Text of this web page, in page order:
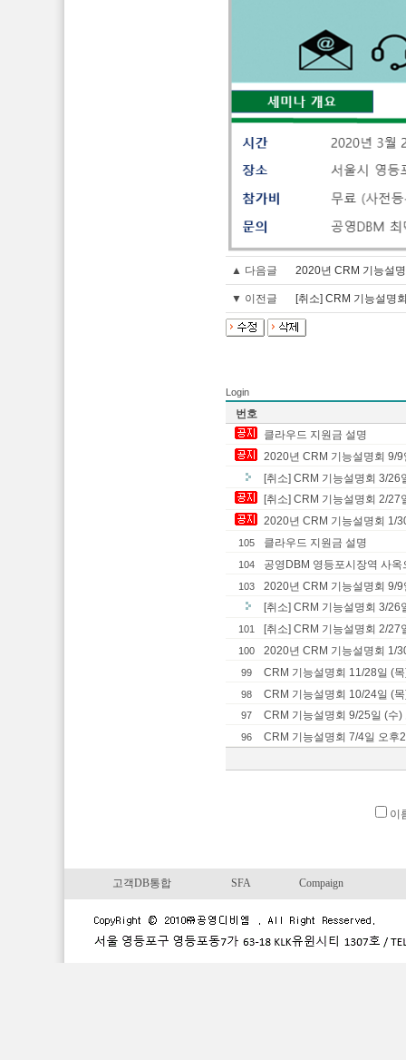
▲ 다음글 2020년 CRM 기능설
▼ 이전글 [취소] CRM 기능설명
Login
번호
클라우드 지원금 설명
2020년 CRM 기능설명회 9/9
[취소] CRM 기능설명회 3/26
[취소] CRM 기능설명회 2/27
2020년 CRM 기능설명회 1/
105 클라우드 지원금 설명
104 공영DBM 영등포시장역 사
103
2020년 CRM 기능설명회 9/9
[취소] CRM 기능설명회 3/26
101 [취소] CRM 기능설명회 2/27
100 2020년 CRM 기능설명회 1/
99 CRM 기능설명회 11/28일 (
98 CRM 기능설명회 10/24일 (
97 CRM 기능설명회 9/25일 (수)
96 CRM 기능설명회 7/4일 오후
이
고객DB통합 SFA Compaign